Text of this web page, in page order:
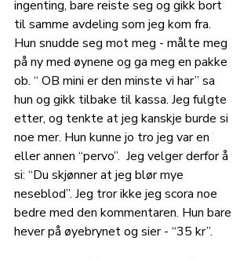
ingenting, bare reiste seg og gikk bort
til samme avdeling som jeg kom fra.
Hun snudde seg mot meg - målte meg
på ny med øynene og ga meg en pakke
ob. “ OB mini er den minste vi har” sa
hun og gikk tilbake til kassa. Jeg fulgte
etter, og tenkte at jeg kanskje burde si
noe mer. Hun kunne jo tro jeg var en
eller annen “pervo”.  Jeg velger derfor å
si: “Du skjønner at jeg blør mye
neseblod”. Jeg tror ikke jeg scora noe
bedre med den kommentaren. Hun bare
hever på øyebrynet og sier - “35 kr”.